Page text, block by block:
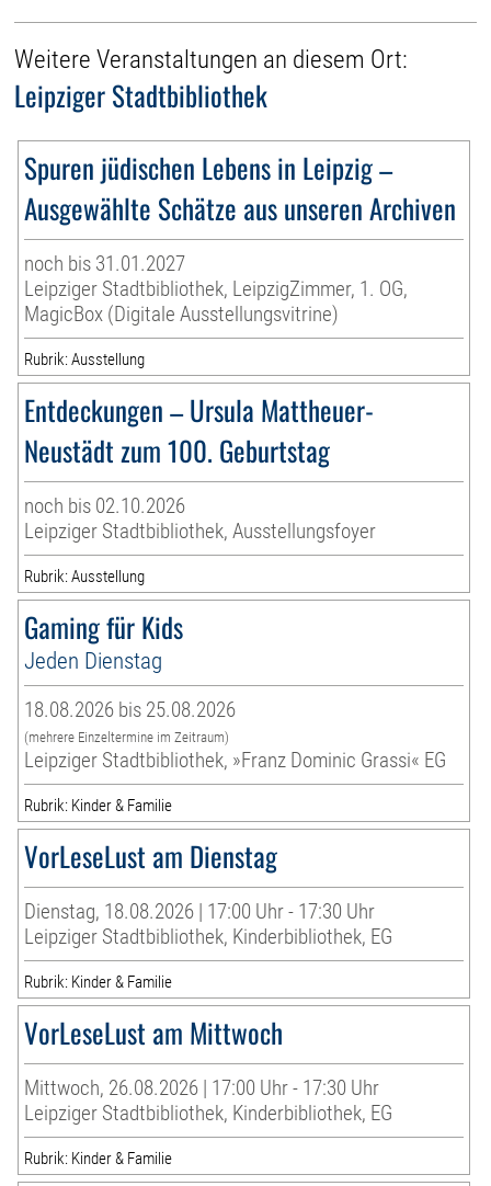
Weitere Veranstaltungen an diesem Ort:
Leipziger Stadtbibliothek
Spuren jüdischen Lebens in Leipzig –
Ausgewählte Schätze aus unseren Archiven
noch bis 31.01.2027
Leipziger Stadtbibliothek, LeipzigZimmer, 1. OG,
MagicBox (Digitale Ausstellungsvitrine)
Rubrik: Ausstellung
Entdeckungen – Ursula Mattheuer-
Neustädt zum 100. Geburtstag
noch bis 02.10.2026
Leipziger Stadtbibliothek, Ausstellungsfoyer
Rubrik: Ausstellung
Gaming für Kids
Jeden Dienstag
18.08.2026 bis 25.08.2026
(mehrere Einzeltermine im Zeitraum)
Leipziger Stadtbibliothek, »Franz Dominic Grassi« EG
Rubrik: Kinder & Familie
VorLeseLust am Dienstag
Dienstag, 18.08.2026 | 17:00 Uhr - 17:30 Uhr
Leipziger Stadtbibliothek, Kinderbibliothek, EG
Rubrik: Kinder & Familie
VorLeseLust am Mittwoch
Mittwoch, 26.08.2026 | 17:00 Uhr - 17:30 Uhr
Leipziger Stadtbibliothek, Kinderbibliothek, EG
Rubrik: Kinder & Familie